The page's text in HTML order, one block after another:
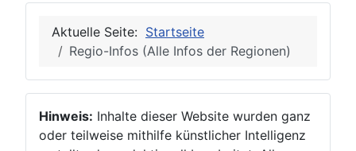
Aktuelle Seite: Startseite
Regio-Infos (Alle Infos der Regionen)
Hinweis: Inhalte dieser Website wurden ganz
oder teilweise mithilfe künstlicher Intelligenz